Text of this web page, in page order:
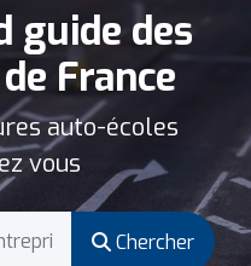
guide des
France
auto-écoles
vous
Chercher